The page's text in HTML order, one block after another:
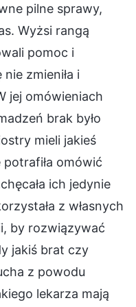
pilne sprawy,
Wyżsi rangą
pomoc i
zmieniła i
jej omówieniach
brak było
mieli jakieś
omówić
ich jedynie
z własnych
by rozwiązywać
jakiś brat czy
z powodu
lekarza mają